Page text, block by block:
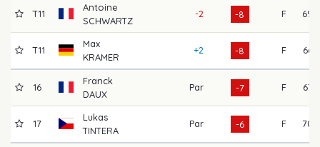
T11
Antoine
SCHWARTZ
-2 -8 F 69
T11
Max
KRAMER
+2 -8 F 66
16
Franck
DAUX
Par -7 F 67
17
Lukas
TINTERA
Par -6 F 70